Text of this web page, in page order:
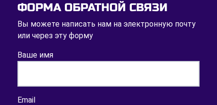
ФОРМА ОБРАТНОЙ СВЯЗИ
Вы можете написать нам на электронную почту
или через эту форму
Ваше имя
Email